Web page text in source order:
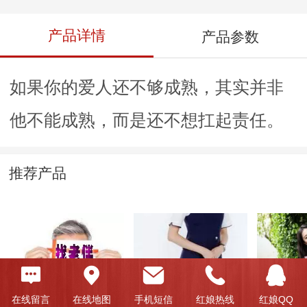
产品详情 产品参数
如果你的爱人还不够成熟，其实并非
他不能成熟，而是还不想扛起责任。
推荐产品
省政府正处长 星眸皓齿-原国际航 肤白貌
在线留言 在线地图 手机短信 红娘热线 红娘QQ